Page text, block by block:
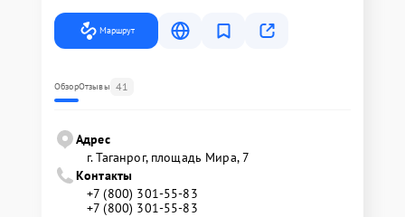
Маршрут
ОбзорОтзывы 41
Адрес
г. Таганрог, площадь Мира, 7
Контакты
+7 (800) 301-55-83
+7 (800) 301-55-83